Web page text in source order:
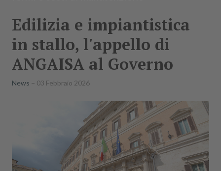
Edilizia e impiantistica
in stallo, l'appello di
ANGAISA al Governo
News 03 Febbraio 2026